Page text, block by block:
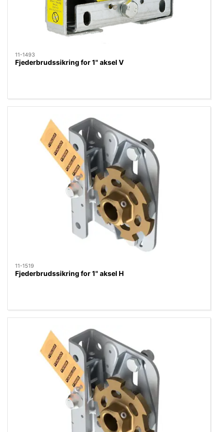
11-1493
Fjederbrudssikring for 1" aksel V
11-1519
Fjederbrudssikring for 1" aksel H